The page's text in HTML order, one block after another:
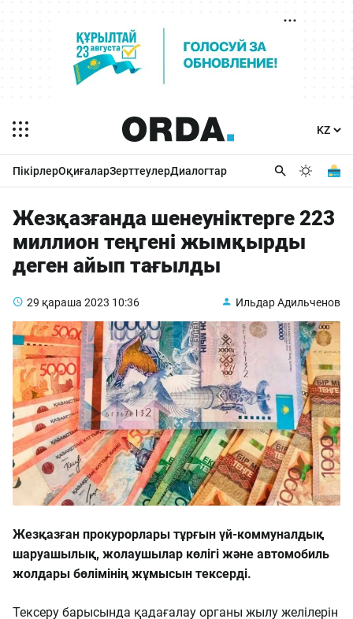
ПікірлерОқиғаларЗерттеулерДиалогтар
Жезқазғанда шенеуніктерге 223
миллион теңгені жымқырды
деген айып тағылды
29 қараша 2023 10:36 Ильдар Адильченов
Жезқазған прокурорлары тұрғын үй-коммуналдық
шаруашылық, жолаушылар көлігі және автомобиль
жолдары бөлімінің жұмысын тексерді.
Тексеру барысында қадағалау органы жылу желілерін